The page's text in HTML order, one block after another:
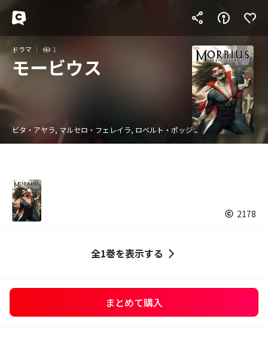
ドラマ 1
モービウス
ビタ・アヤラ, マルセロ・フェレイラ, ロベルト・ポッジ
2178
全1巻を表示する
まとめて購入